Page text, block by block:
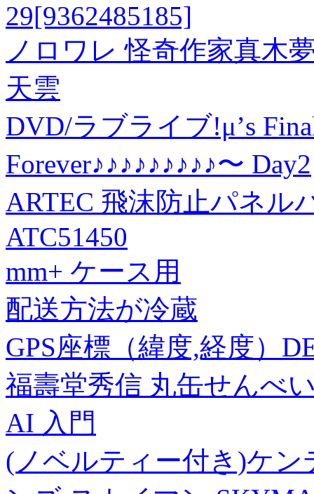
29[9362485185]
ノロワレ 怪奇作家真木
天雲
DVD/ラブライブ!μ’s
Forever♪♪♪♪♪♪♪♪♪〜 Day2
ARTEC 飛沫防止パネル
ATC51450
mm+ ケース用
配送方法が冷蔵
GPS座標（緯度,経度）
福壽堂秀信 丸缶せんべ
AI 入門
(ノベルティー付き)ケン